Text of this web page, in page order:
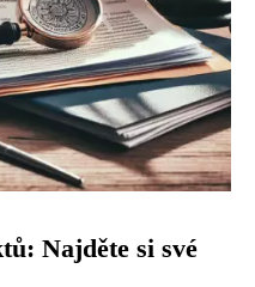
Najděte si své